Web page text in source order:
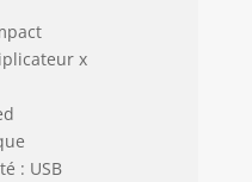
de 18
sans souci et
x
: USB